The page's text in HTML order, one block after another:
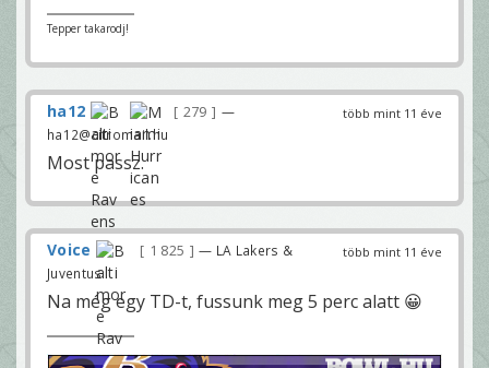
Tepper takarodj!
több mint 11 éve
ha12 279
—
ha12@citromail.hu
Most passz.
több mint 11 éve
Voice 1 825
— LA Lakers &
Juventus
Na még egy TD-t, fussunk meg 5 perc alatt 😀